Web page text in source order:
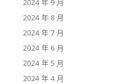
2024 年 9 月
2024 年 8 月
2024 年 7 月
2024 年 6 月
2024 年 5 月
2024 年 4 月